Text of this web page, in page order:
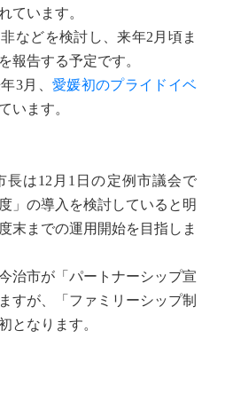
ています。
などを検討し、来年2月頃ま
報告する予定です。
3月、 愛媛初のプライドイベ
います。
は12月1日の定例市議会で
」の導入を検討していると明
末までの運用開始を目指しま
治市が「パートナーシップ宣
すが、「ファミリーシップ制
となります。